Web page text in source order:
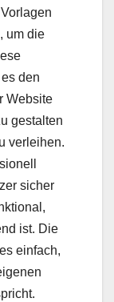
um die
den
Website
gestalten
verleihen.
sicher
ist. Die
einfach,